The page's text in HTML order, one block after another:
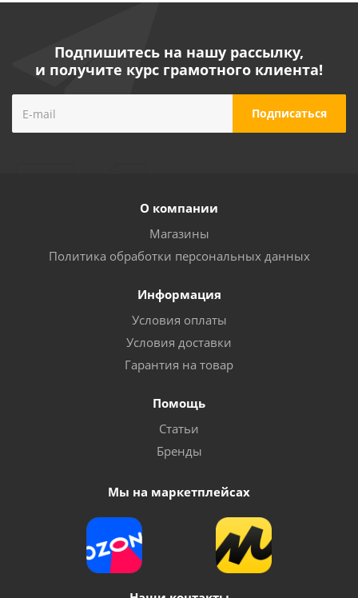
Подпишитесь на нашу рассылку,
и получите курс грамотного клиента!
О компании
Магазины
Политика обработки персональных данных
Информация
Условия оплаты
Условия доставки
Гарантия на товар
Помощь
Статьи
Бренды
Мы на маркетплейсах